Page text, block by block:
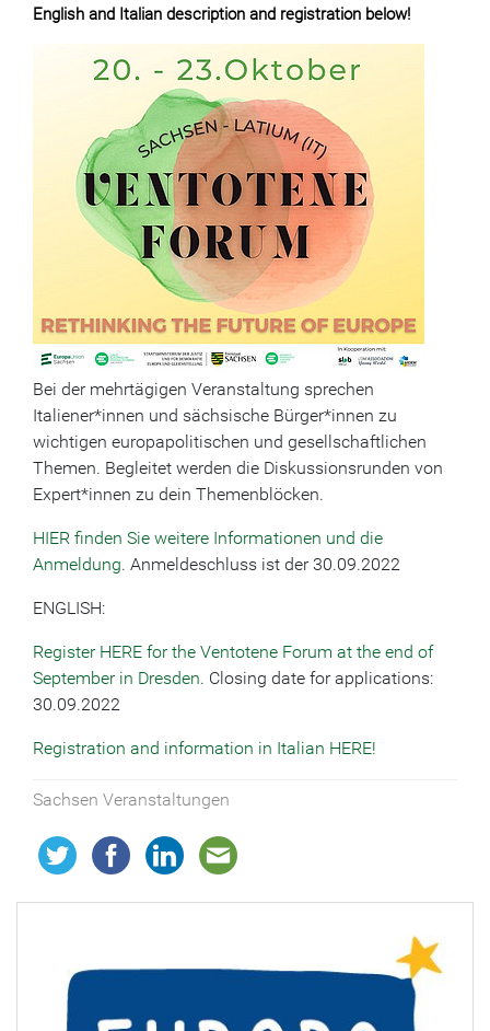
English and Italian description and registration below!
Bei der mehrtägigen Veranstaltung sprechen
Italiener*innen und sächsische Bürger*innen zu
wichtigen europapolitischen und gesellschaftlichen
Themen. Begleitet werden die Diskussionsrunden von
Expert*innen zu dein Themenblöcken.
HIER finden Sie weitere Informationen und die
Anmeldung. Anmeldeschluss ist der 30.09.2022
ENGLISH:
Register HERE for the Ventotene Forum at the end of
September in Dresden. Closing date for applications:
30.09.2022
Registration and information in Italian HERE!
Sachsen Veranstaltungen